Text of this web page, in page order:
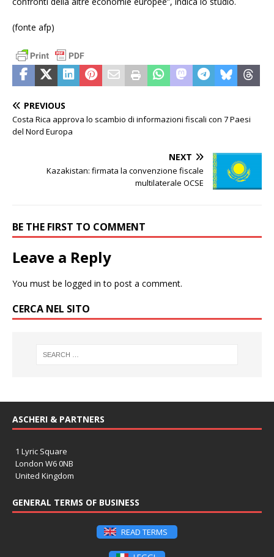
(fonte afp)
PREVIOUS
Costa Rica approva lo scambio di informazioni fiscali con 7 Paesi
del Nord Europa
NEXT
Kazakistan: firmata la convenzione fiscale
multilaterale OCSE
BE THE FIRST TO COMMENT
Leave a Reply
You must be logged in to post a comment.
CERCA NEL SITO
ASCHERI & PARTNERS
1 Lyric Square
London W6 0NB
United Kingdom
GENERAL TERMS OF BUSINESS
READ TERMS